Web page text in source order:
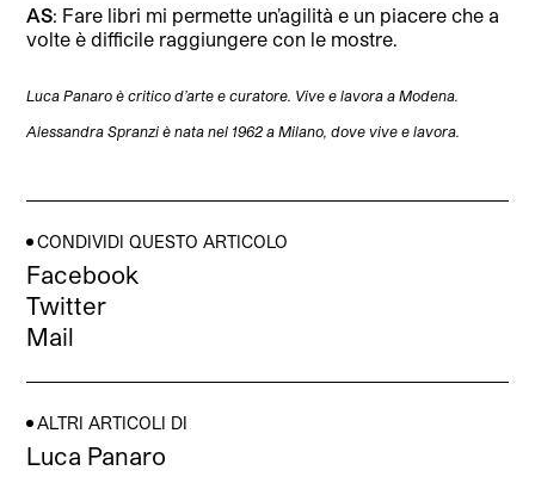
AS: Fare libri mi permette un’agilità e un piacere che a
volte è difficile raggiungere con le mostre.
Luca Panaro è critico d’arte e curatore. Vive e lavora a Modena.
Alessandra Spranzi è nata nel 1962 a Milano, dove vive e lavora.
CONDIVIDI QUESTO ARTICOLO
Facebook
Twitter
Mail
ALTRI ARTICOLI DI
Luca Panaro